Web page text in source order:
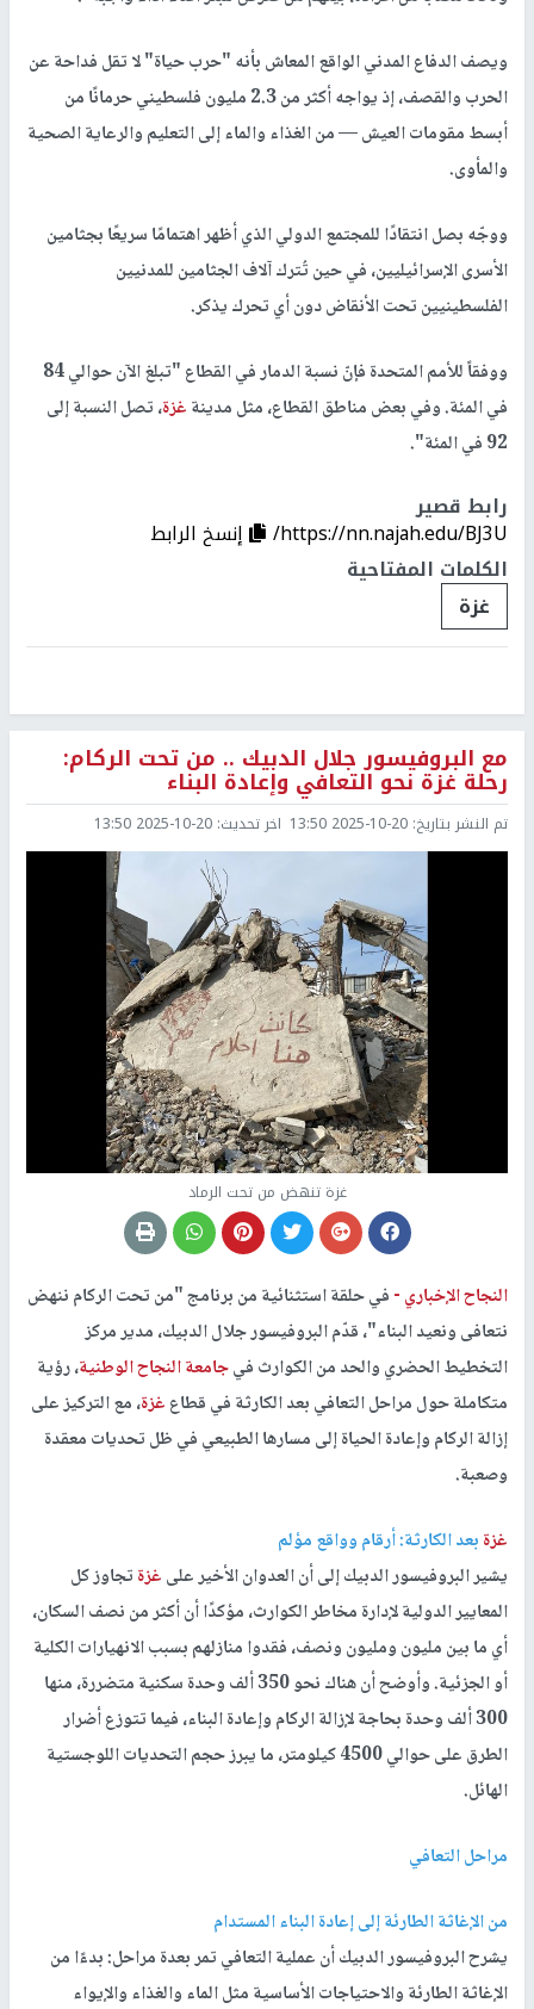
ويصف الدفاع المدني الواقع المعاش بأنه "حرب حياة" لا تقل فداحة عن
الحرب والقصف، إذ يواجه أكثر من 2.3 مليون فلسطيني حرمانًا من
أبسط مقومات العيش — من الغذاء والماء إلى التعليم والرعاية الصحية
والمأوى.
ووجّه بصل انتقادًا للمجتمع الدولي الذي أظهر اهتمامًا سريعًا بجثامين
الأسرى الإسرائيليين، في حين تُترك آلاف الجثامين للمدنيين
الفلسطينيين تحت الأنقاض دون أي تحرك يذكر.
ووفقاً للأمم المتحدة فإنّ نسبة الدمار في القطاع "تبلغ الآن حوالي 84
في المئة. وفي بعض مناطق القطاع، مثل مدينةغزة، تصل النسبة إلى
92 في المئة".
رابط قصير
https://nn.najah.edu/BJ3U/
إنسخ الرابط
الكلمات المفتاحية
غزة
مع البروفيسور جلال الدبيك .. من تحت الركام:
رحلة غزة نحو التعافي وإعادة البناء
تم النشر بتاريخ: 2025-10-20 13:50 اخر تحديث: 2025-10-20 13:50
غزة تنهض من تحت الرماد
النجاح الإخباري -في حلقة استثنائية من برنامج "من تحت الركام ننهض
نتعافى ونعيد البناء"، قدّم البروفيسور جلال الدبيك، مدير مركز
التخطيط الحضري والحد من الكوارث فيجامعة النجاح الوطنية، رؤية
متكاملة حول مراحل التعافي بعد الكارثة في قطاعغزة، مع التركيز على
إزالة الركام وإعادة الحياة إلى مسارها الطبيعي في ظل تحديات معقدة
وصعبة.
غزةبعد الكارثة: أرقام وواقع مؤلم
يشير البروفيسور الدبيك إلى أن العدوان الأخير علىغزةتجاوز كل
المعايير الدولية لإدارة مخاطر الكوارث، مؤكدًا أن أكثر من نصف السكان،
أي ما بين مليون ومليون ونصف، فقدوا منازلهم بسبب الانهيارات الكلية
أو الجزئية. وأوضح أن هناك نحو 350 ألف وحدة سكنية متضررة، منها
300 ألف وحدة بحاجة لإزالة الركام وإعادة البناء، فيما تتوزع أضرار
الطرق على حوالي 4500 كيلومتر، ما يبرز حجم التحديات اللوجستية
الهائل.
مراحل التعافي
من الإغاثة الطارئة إلى إعادة البناء المستدام
يشرح البروفيسور الدبيك أن عملية التعافي تمر بعدة مراحل: بدءًا من
الإغاثة الطارئة والاحتياجات الأساسية مثل الماء والغذاء والإيواء